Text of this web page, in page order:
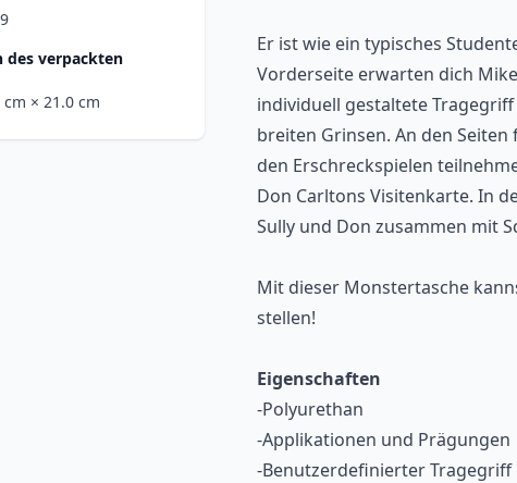
des verpackten
cm × 21.0 cm
Er ist wie ein typisches
Vorderseite erwarten dich
individuell gestaltete
breiten Grinsen. An den
den Erschreckspielen
Don Carltons Visitenkarte. In
Sully und Don zusammen mit
Mit dieser Monstertasche
stellen!
Eigenschaften
-Polyurethan
-Applikationen und Prägungen
-Benutzerdefinierter Tragegriff